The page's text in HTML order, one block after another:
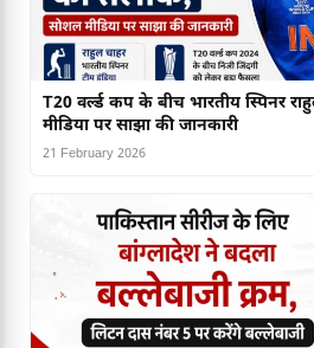
T20 वर्ल्ड कप के बीच भारतीय स्पिनर
मीडिया पर साझा की जानकारी
21 February 2026